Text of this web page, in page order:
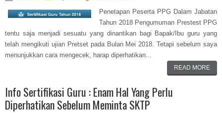
Penetapan Peserta PPG Dalam Jabatan
Tahun 2018 Pengumuman Prestest PPG
tentu saja menjadi sesuatu yang dinantikan bagi Bapak/Ibu guru yang
telah mengikuti ujian Pretset pada Bulan Mei 2018. Tetapi sebelum saya
menunjukkan cara mengecek, harap diperhatikan...
READ MORE
Info Sertifikasi Guru : Enam Hal Yang Perlu
Diperhatikan Sebelum Meminta SKTP